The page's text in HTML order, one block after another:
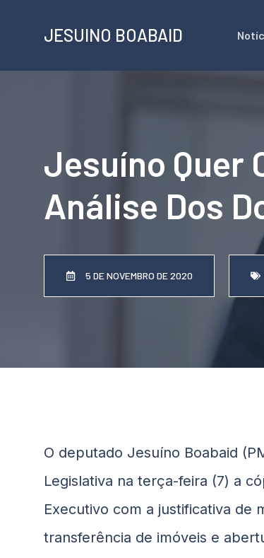
o
JESUINO BOABAID
Jesuíno Quer
Análise Dos
5 DE NOVEMBRO DE 2020
O deputado Jesuíno Boabaid
Legislativa na terça-feira (7) a
Executivo com a justificativa de
transferência de imóveis e